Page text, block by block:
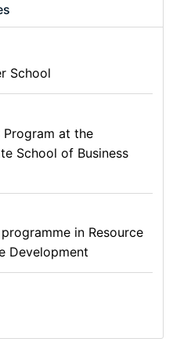
School
at the
School of Business
programme in Resource
Development